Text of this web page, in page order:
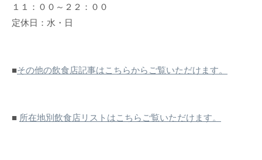
１１：００～２２：００
定休日：水・日
■その他の飲食店記事はこちらからご覧いただけます。
■ 所在地別飲食店リストはこちらご覧いただけます。